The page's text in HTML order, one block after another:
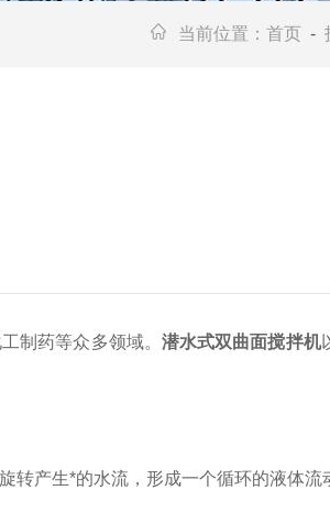
当前位置： 首页 -
制药等众多领域。 潜水式双曲面搅拌机
产生*的水流，形成一个循环的液体流